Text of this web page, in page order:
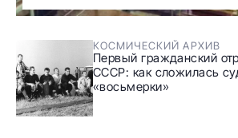
КОСМИЧЕСКИЙ АРХИВ
Первый гражданский
СССР: как сложилась
«восьмерки»